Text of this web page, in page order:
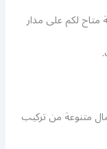
متاح لكم على مدار
متنوعة من تركيب